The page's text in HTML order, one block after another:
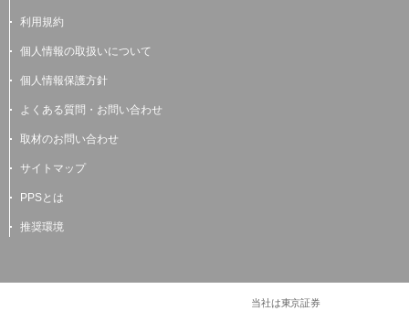
利用規約
個人情報の取扱いについて
個人情報保護方針
よくある質問・お問い合わせ
取材のお問い合わせ
サイトマップ
PPSとは
推奨環境
当社は東京証券